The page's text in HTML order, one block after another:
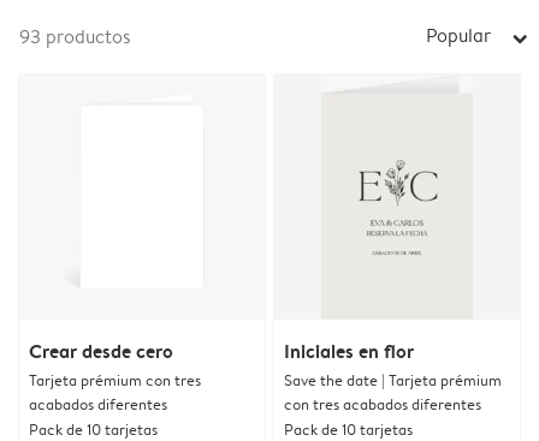
93 productos Popular arrow_right
Crear desde cero
Tarjeta prémium con tres
acabados diferentes
Pack de 10 tarjetas
Iniciales en flor
Save the date | Tarjeta prémium
con tres acabados diferentes
Pack de 10 tarjetas